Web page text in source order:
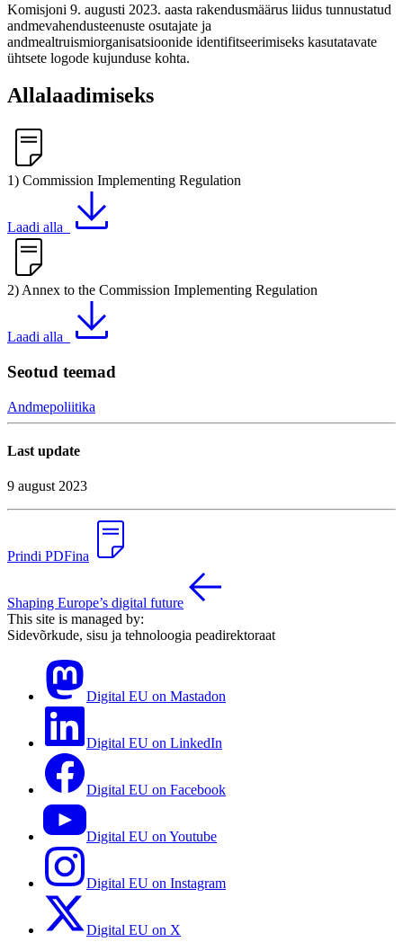
Komisjoni 9. augusti 2023. aasta rakendusmäärus liidus tunnustatud
andmevahendusteenuste osutajate ja
andmealtruismiorganisatsioonide identifitseerimiseks kasutatavate
ühtsete logode kujunduse kohta.
Allalaadimiseks
1) Commission Implementing Regulation
Laadi alla
2) Annex to the Commission Implementing Regulation
Laadi alla
Seotud teemad
Andmepoliitika
Last update
9 august 2023
Prindi PDFina
Shaping Europe’s digital future
This site is managed by:
Sidevõrkude, sisu ja tehnoloogia peadirektoraat
Digital EU on Mastadon
Digital EU on LinkedIn
Digital EU on Facebook
Digital EU on Youtube
Digital EU on Instagram
Digital EU on X